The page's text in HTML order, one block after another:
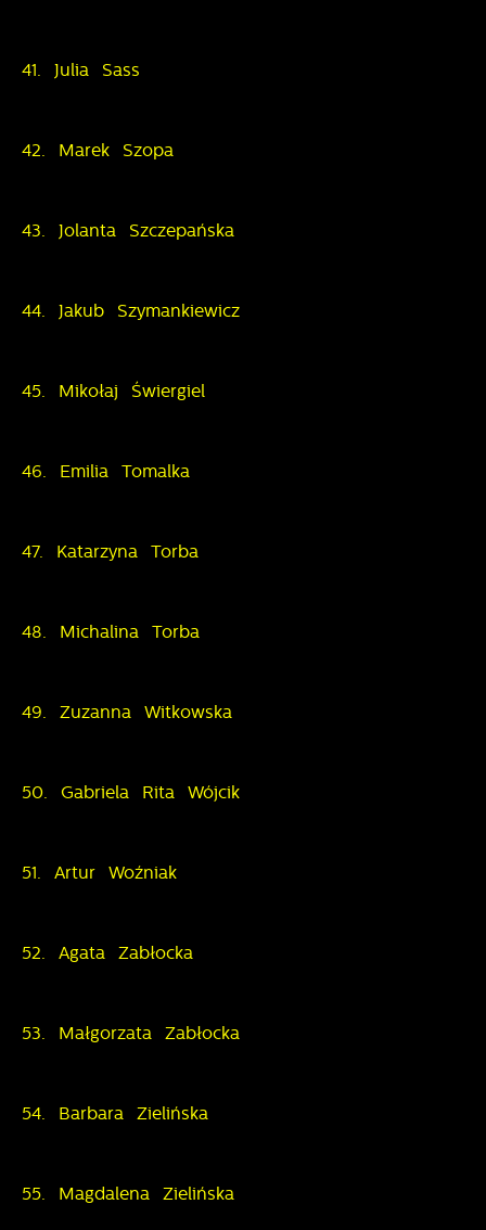
41. Julia Sass
42. Marek Szopa
43. Jolanta Szczepańska
44. Jakub Szymankiewicz
45. Mikołaj Świergiel
46. Emilia Tomalka
47. Katarzyna Torba
48. Michalina Torba
49. Zuzanna Witkowska
50. Gabriela Rita Wójcik
51. Artur Woźniak
52. Agata Zabłocka
53. Małgorzata Zabłocka
54. Barbara Zielińska
55. Magdalena Zielińska